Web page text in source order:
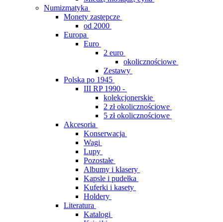
Numizmatyka
Monety zastępcze
od 2000
Europa
Euro
2 euro
okolicznościowe
Zestawy
Polska po 1945
III RP 1990 -
kolekcjonerskie
2 zł okolicznościowe
5 zł okolicznościowe
Akcesoria
Konserwacja
Wagi
Lupy
Pozostałe
Albumy i klasery
Kapsle i pudełka
Kuferki i kasety
Holdery
Literatura
Katalogi